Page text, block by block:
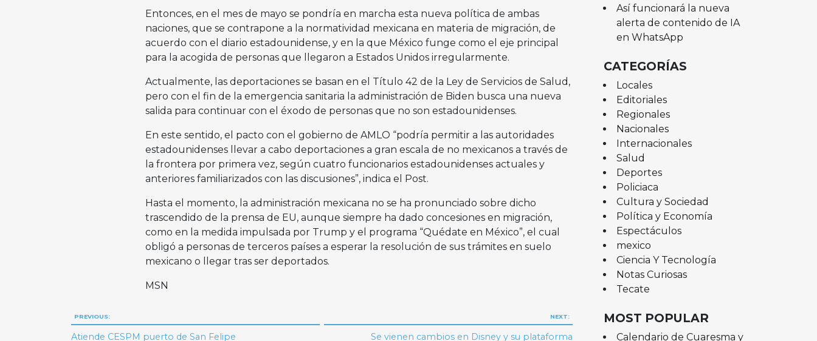
Entonces, en el mes de mayo se pondría en marcha esta nueva política de ambas
naciones, que se contrapone a la normatividad mexicana en materia de migración, de
acuerdo con el diario estadounidense, y en la que México funge como el eje principal
para la acogida de personas que llegaron a Estados Unidos irregularmente.
Actualmente, las deportaciones se basan en el Título 42 de la Ley de Servicios de Salud,
pero con el fin de la emergencia sanitaria la administración de Biden busca una nueva
salida para continuar con el éxodo de personas que no son estadounidenses.
En este sentido, el pacto con el gobierno de AMLO “podría permitir a las autoridades
estadounidenses llevar a cabo deportaciones a gran escala de no mexicanos a través de
la frontera por primera vez, según cuatro funcionarios estadounidenses actuales y
anteriores familiarizados con las discusiones”, indica el Post.
Hasta el momento, la administración mexicana no se ha pronunciado sobre dicho
trascendido de la prensa de EU, aunque siempre ha dado concesiones en migración,
como en la medida impulsada por Trump y el programa “Quédate en México”, el cual
obligó a personas de terceros países a esperar la resolución de sus trámites en suelo
mexicano o llegar tras ser deportados.
MSN
Navegación
PREVIOUS:
Atiende CESPM puerto de San Felipe
NEXT:
Se vienen cambios en Disney y su plataforma
Así funcionará la nueva
alerta de contenido de IA
en WhatsApp
CATEGORÍAS
Locales
Editoriales
Regionales
Nacionales
Internacionales
Salud
Deportes
Policiaca
Cultura y Sociedad
Política y Economía
Espectáculos
mexico
Ciencia Y Tecnología
Notas Curiosas
Tecate
MOST POPULAR
Calendario de Cuaresma y